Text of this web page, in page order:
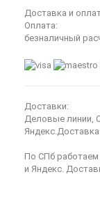
Доставка и
Оплата:
безналичный
Доставки:
Деловые линии,
Яндекс.Доставка.
По СПб
и Яндекс.